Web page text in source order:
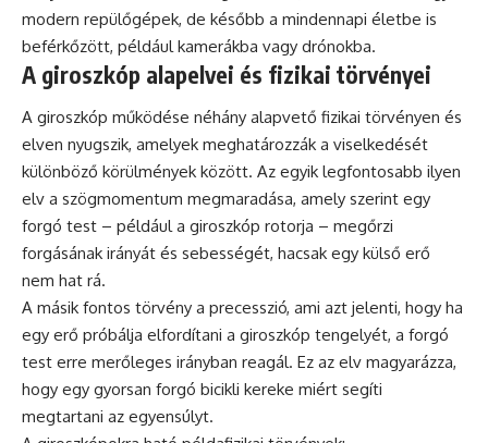
modern repülőgépek, de később a mindennapi életbe is
beférkőzött, például kamerákba vagy drónokba.
A giroszkóp alapelvei és fizikai törvényei
A giroszkóp működése néhány alapvető fizikai törvényen és
elven nyugszik, amelyek meghatározzák a viselkedését
különböző körülmények között. Az egyik legfontosabb ilyen
elv a szögmomentum megmaradása, amely szerint egy
forgó test – például a giroszkóp rotorja – megőrzi
forgásának irányát és sebességét, hacsak egy külső erő
nem hat rá.
A másik fontos törvény a precesszió, ami azt jelenti, hogy ha
egy erő próbálja elfordítani a giroszkóp tengelyét, a forgó
test erre merőleges irányban reagál. Ez az elv magyarázza,
hogy egy gyorsan forgó bicikli kereke miért segíti
megtartani az egyensúlyt.